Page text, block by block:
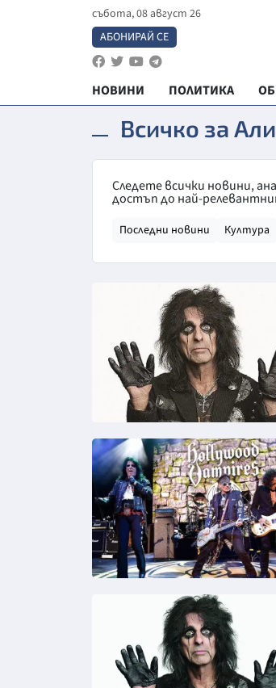
събота, 08 август 26
АБОНИРАЙ СЕ
НОВИНИ ПОЛИТИКА
Всичко за
Следете всички новини,
достъп до най-
Последни новини Култура